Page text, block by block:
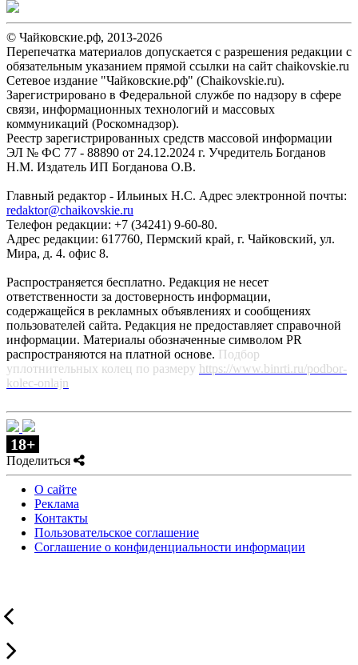
© Чайковские.рф, 2013-2026
Перепечатка материалов допускается с разрешения редакции с
обязательным указанием прямой ссылки на сайт chaikovskie.ru
Сетевое издание "Чайковские.рф" (Chaikovskie.ru).
Зарегистрировано в Федеральной службе по надзору в сфере
связи, информационных технологий и массовых
коммуникаций (Роскомнадзор).
Реестр зарегистрированных средств массовой информации
ЭЛ № ФС 77 - 88890 от 24.12.2024 г. Учредитель Богданов
Н.М. Издатель ИП Богданова О.В.
Главный редактор - Ильиных Н.С. Адрес электронной почты:
redaktor@chaikovskie.ru
Телефон редакции: +7 (34241) 9-60-80.
Адрес редакции: 617760, Пермский край, г. Чайковский, ул.
Мира, д. 4. офис 8.
Распространяется бесплатно. Редакция не несет
ответственности за достоверность информации,
содержащейся в рекламных объявлениях и сообщениях
пользователей сайта. Редакция не предоставляет справочной
информации. Материалы обозначенные символом PR
распространяются на платной основе. Подбор
уплотнительных колец по размеру https://www.binrti.ru/podbor-
kolec-onlajn
18+
Поделиться
О сайте
Реклама
Контакты
Пользовательское соглашение
Соглашение о конфиденциальности информации